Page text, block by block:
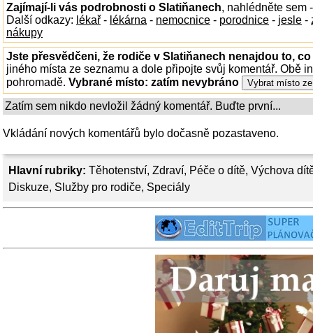
Hlavní rubriky: Těhotenství, Zdraví, Péče o dítě, Výchova
Diskuze, Služby pro rodiče, Speciály
Zajímají-li vás podrobnosti o Slatiňanech, nahlédněte sem
Další odkazy: lékař - lékárna - nemocnice - porodnice - jesle -
nákupy
Jste přesvědčeni, že rodiče v Slatiňanech nenajdou to,
jiného místa ze seznamu a dole připojte svůj komentář. Obě
pohromadě. Vybrané místo: zatím nevybráno
Zatím sem nikdo nevložil žádný komentář. Buďte první...
Vkládání nových komentářů bylo dočasně pozastaveno.